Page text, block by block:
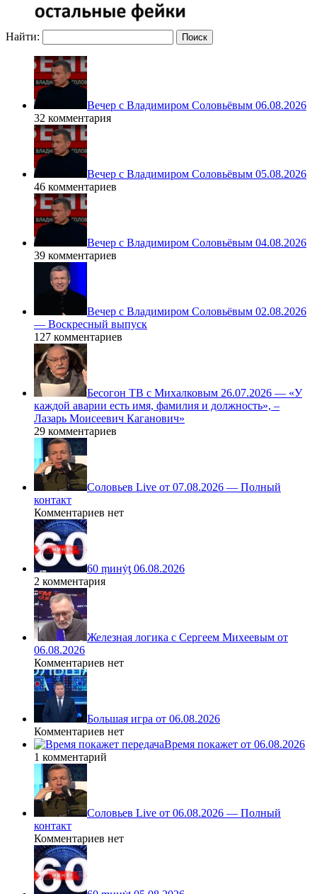
Найти:
Вечер с Владимиром Соловьёвым 06.08.2026
32 комментария
Вечер с Владимиром Соловьёвым 05.08.2026
46 комментариев
Вечер с Владимиром Соловьёвым 04.08.2026
39 комментариев
Вечер с Владимиром Соловьёвым 02.08.2026
— Воскресный выпуск
127 комментариев
Бесогон ТВ с Михалковым 26.07.2026 — «У
каждой аварии есть имя, фамилия и должность», –
Лазарь Моисеевич Каганович»
29 комментариев
Соловьев Live от 07.08.2026 — Полный
контакт
Комментариев нет
60 ṃинẏƫ 06.08.2026
2 комментария
Железная логика с Сергеем Михеевым от
06.08.2026
Комментариев нет
Большая игра от 06.08.2026
Комментариев нет
Время покажет от 06.08.2026
1 комментарий
Соловьев Live от 06.08.2026 — Полный
контакт
Комментариев нет